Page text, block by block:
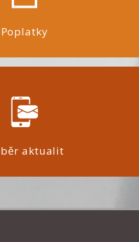
Poplatky
aktualit